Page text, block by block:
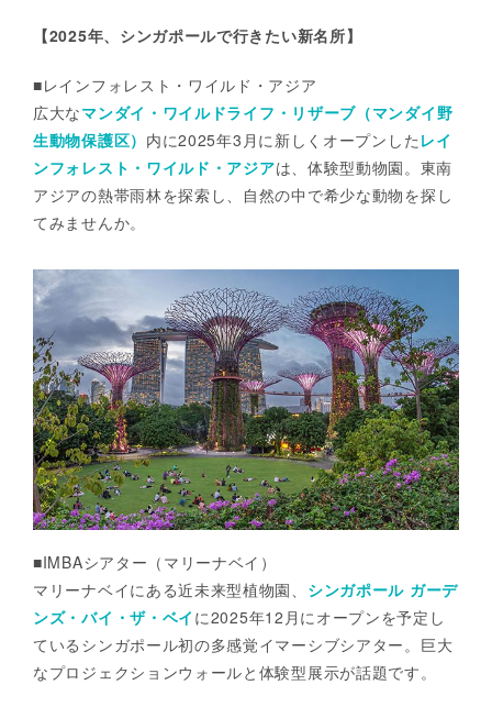
【2025年、シンガポールで行きたい新名所】
■レインフォレスト・ワイルド・アジア
広大なマンダイ・ワイルドライフ・リザーブ（マンダイ野
生動物保護区） 内に2025年3月に新しくオープンした レイ
ンフォレスト・ワイルド・アジアは、体験型動物園。東南
アジアの熱帯雨林を探索し、自然の中で希少な動物を探し
てみませんか。
■IMBAシアター（マリーナベイ）
マリーナベイにある近未来型植物園、 シンガポール ガーデ
ンズ・バイ・ザ・ベイ に2025年12月にオープンを予定し
ているシンガポール初の多感覚イマーシブシアター。巨大
なプロジェクションウォールと体験型展示が話題です。